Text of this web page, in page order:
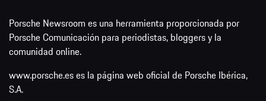
Porsche Newsroom es una herramienta proporcionada por
Porsche Comunicación para periodistas, bloggers y la
comunidad online.
www.porsche.es es la página web oficial de Porsche Ibérica,
S.A.